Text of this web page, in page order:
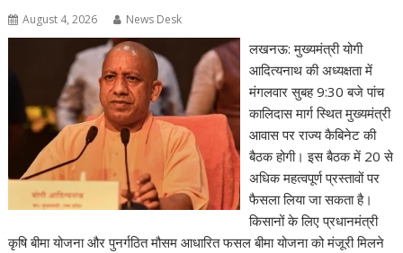
August 4, 2026 News Desk
लखनऊ: मुख्यमंत्री योगी
आदित्यनाथ की अध्यक्षता में
मंगलवार सुबह 9:30 बजे पांच
कालिदास मार्ग स्थित मुख्यमंत्री
आवास पर राज्य कैबिनेट की
बैठक होगी। इस बैठक में 20 से
अधिक महत्वपूर्ण प्रस्तावों पर
फैसला लिया जा सकता है।
किसानों के लिए प्रधानमंत्री
कृषि बीमा योजना और पुनर्गठित मौसम आधारित फसल बीमा योजना को मंजूरी मिलने